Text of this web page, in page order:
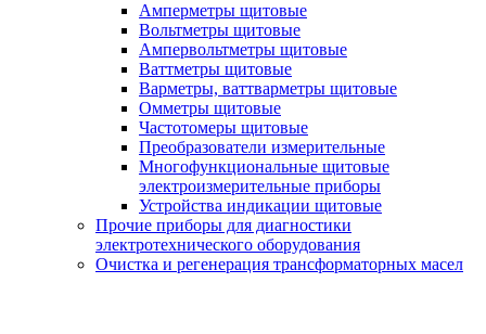
Амперметры щитовые
Вольтметры щитовые
Ампервольтметры щитовые
Ваттметры щитовые
Варметры, ваттварметры щитовые
Омметры щитовые
Частотомеры щитовые
Преобразователи измерительные
Многофункциональные щитовые
электроизмерительные приборы
Устройства индикации щитовые
Прочие приборы для диагностики
электротехнического оборудования
Очистка и регенерация трансформаторных масел